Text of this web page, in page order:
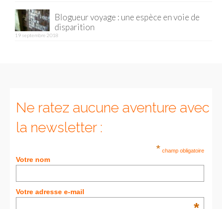
Danemark
Royaume-Uni
GUIDES FOOD
– Munich
Blogueur voyage : une espèce en voie de
disparition
19 septembre 2018
Ne ratez aucune aventure avec
la newsletter :
* champ obligatoire
Votre nom
Votre adresse e-mail